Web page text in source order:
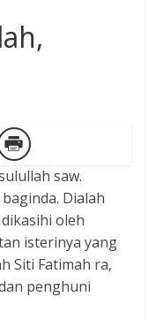
saw.
Dialah
oleh
isterinya yang
Siti Fatimah ra,
penghuni